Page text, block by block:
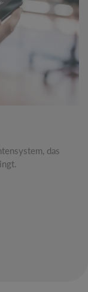
das